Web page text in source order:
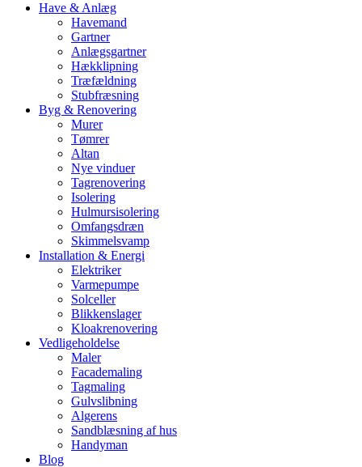
Have & Anlæg
Havemand
Gartner
Anlægsgartner
Hækklipning
Træfældning
Stubfræsning
Byg & Renovering
Murer
Tømrer
Altan
Nye vinduer
Tagrenovering
Isolering
Hulmursisolering
Omfangsdræn
Skimmelsvamp
Installation & Energi
Elektriker
Varmepumpe
Solceller
Blikkenslager
Kloakrenovering
Vedligeholdelse
Maler
Facademaling
Tagmaling
Gulvslibning
Algerens
Sandblæsning af hus
Handyman
Blog